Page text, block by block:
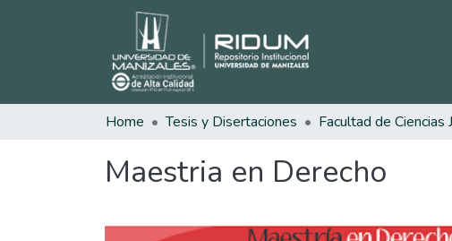
Home Tesis y Disertaciones
Maestria en Derecho